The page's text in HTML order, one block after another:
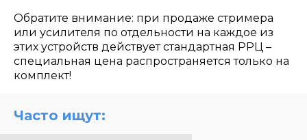
Обратите внимание: при продаже стримера
или усилителя по отдельности на каждое из
этих устройств действует стандартная РРЦ –
специальная цена распространяется только на
комплект!
Часто ищут: